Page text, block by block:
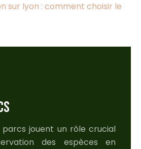
sur lyon : comment choisir le
parcs jouent un rôle crucial
des espèces en